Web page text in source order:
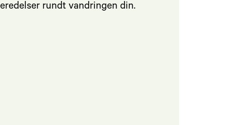
rundt vandringen din.